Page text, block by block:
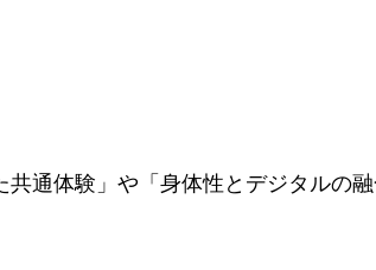
通体験」や「身体性とデジタルの